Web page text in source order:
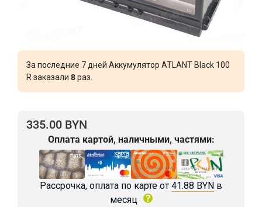
За последние 7 дней Аккумулятор ATLANT Black 100
R заказали 8раз.
335.00 BYN
Оплата картой, наличными, частями:
Рассрочка, оплата по карте от 41.88 BYN в
месяц